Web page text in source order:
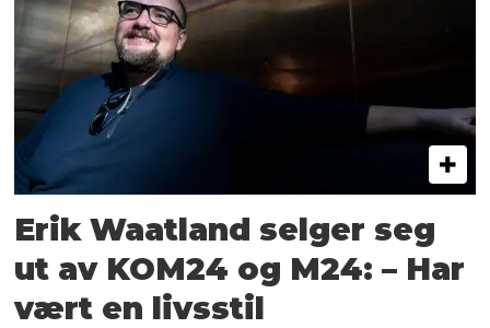
Erik Waatland selger seg
ut av KOM24 og M24: – Har
vært en livsstil